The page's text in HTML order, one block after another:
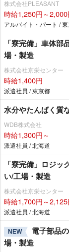
株式会社PLEASANT
時給1,250円～2,000
アルバイト・パート /
「寮完備」車体
場・製造
株式会社京栄センター
時給1,400円
派遣社員 / 東京都
水分やたんぱく質
WDB株式会社
時給1,300円～
派遣社員 / 北海道
「寮完備」ロジ
い/工場・製造
株式会社京栄センター
時給1,700円～2,125
派遣社員 / 北海道
NEW
電子部品
場・製造